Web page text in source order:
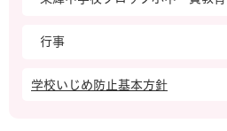
行事
学校いじめ防止基本方針